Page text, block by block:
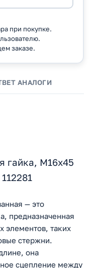
при покупке.
заказе.
АНАЛОГИ
гайка, M16x45
— это
предназначенная
элементов, таких
стержни.
она
сцепление между